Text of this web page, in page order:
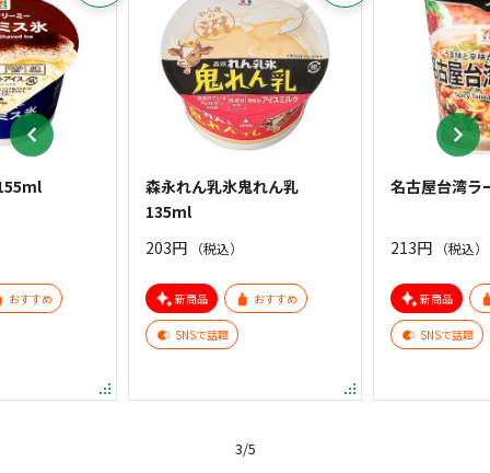
おすすめ
森永れん乳氷鬼れん乳
135ml
203円
（税込）
新商品 おすすめ
SNSで話題
名古屋台湾ラ
213円 （税込）
新商品
SNSで話題
3/5